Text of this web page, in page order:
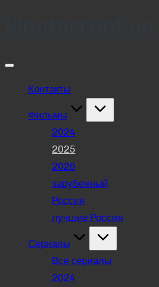
Контакты
Фильмы
2024
2025
2026
зарубежный
Россия
лучшие Россия
Сериалы
Все сериалы
2024